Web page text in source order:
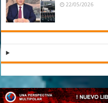
22/05/2026